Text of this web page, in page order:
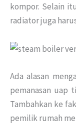
kompor. Selain
radiator juga
Ada alasan
pemanasan uap
Tambahkan ke
pemilik rumah